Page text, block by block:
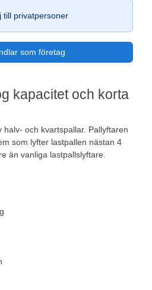
kapacitet och korta
och kvartspallar. Pallyftaren
som lyfter lastpallen nästan 4
än vanliga lastpallslyftare.
till privatpersoner
som företag